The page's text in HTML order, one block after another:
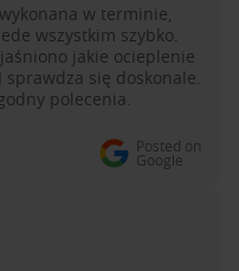
w terminie,
wszystkim szybko.
jakie ocieplenie
się doskonale.
polecenia.
Posted on
Google